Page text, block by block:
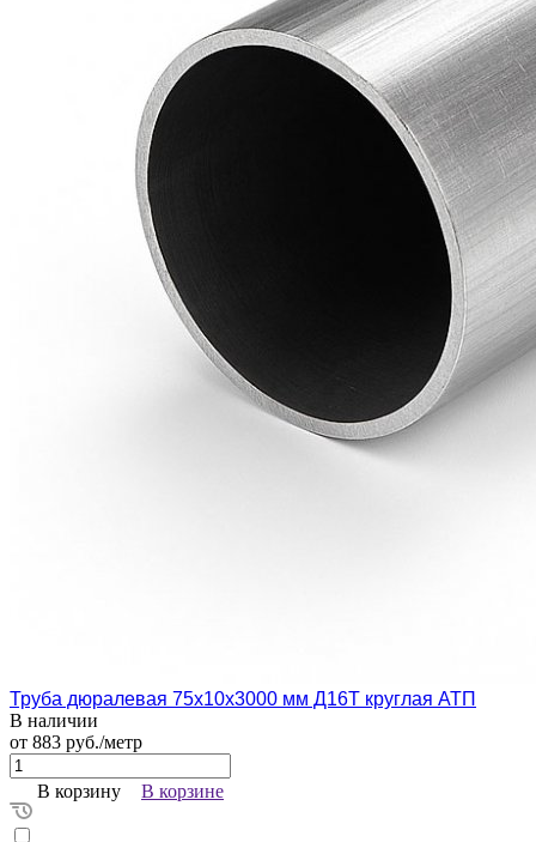
Труба дюралевая 75х10х3000 мм Д16Т круглая АТП
В наличии
от 883 руб./метр
В корзину В корзине